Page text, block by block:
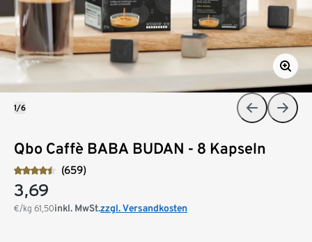
Qbo Caffè BABA BUDAN - 8 Kapseln
(659)
3,69
€/kg 61,50inkl. MwSt.zzgl. Versandkosten
1/6